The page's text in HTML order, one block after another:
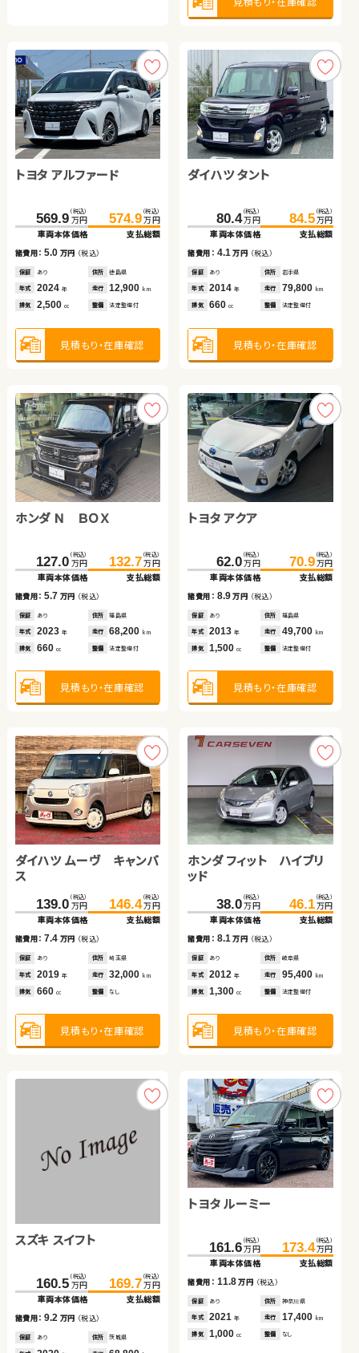
トヨタ アルファード
569.9 （税込）
万円
車両本体価格
574.9 （税込）
万円
支払総額
諸費用：5.0 万円 （税込）
保証 あり 住所 徳島県
年式 2024 年 走行 12,900 km
排気 2,500 cc 整備 法定整備付
見積もり・在庫確認
ダイハツ タント
80.4 （税込）
万円
車両本体価格
84.5 （税込）
万円
支払総額
諸費用： 4.1万円 （税込）
保証 あり 住所 岩手県
年式 2014年 走行 79,800 km
排気 660cc 整備 法定整備付
見積もり・在庫確認
ホンダ Ｎ ＢＯＸ
127.0 （税込）
万円
車両本体価格
132.7 （税込）
万円
支払総額
諸費用：5.7 万円 （税込）
保証 あり 住所 福島県
年式 2023 年 走行 68,200 km
排気 660 cc 整備 法定整備付
見積もり・在庫確認
トヨタ アクア
62.0 （税込）
万円
車両本体価格
70.9 （税込）
万円
支払総額
諸費用： 8.9万円 （税込）
保証 あり 住所 福島県
年式 2013年 走行 49,700 km
排気 1,500cc 整備 法定整備付
見積もり・在庫確認
ダイハツ ムーヴ キャンバ
ス
139.0 （税込）
万円
車両本体価格
146.4（税込）
万円
支払総額
諸費用：7.4 万円 （税込）
保証 あり 住所 埼玉県
年式 2019 年 走行 32,000 km
排気 660 cc 整備 なし
見積もり・在庫確認
ホンダ フィット ハイブリ
ッド
38.0 （税込）
万円
車両本体価格
46.1 （税込）
万円
支払総額
諸費用： 8.1万円 （税込）
保証 あり 住所 岐阜県
年式 2012年 走行 95,400 km
排気 1,300cc 整備 法定整備付
見積もり・在庫確認
スズキ スイフト
160.5 （税込）
万円
車両本体価格
169.7 （税込）
万円
支払総額
諸費用：9.2 万円 （税込）
保証 あり 住所 茨城県
トヨタ ルーミー
161.6 （税込）
万円
車両本体価格
173.4 （税込）
万円
支払総額
諸費用： 11.8万円 （税込）
保証 あり 住所 神奈川県
年式 2021年 走行 17,400 km
排気 1,000cc 整備 なし
トヨタ アルファード
251.7万円
車両本体価格
諸費用：18.2万円 （税込）
保証 あり 住所 岩手県
排気 2,500cc 整備 法定整備付
スズキ アルト ＨＢ
19.7万円
車両本体価格
諸費用：10.0万円 （税込）
保証 なし 住所 大分県
排気 660 整備 法定整備付
日産 セレナ
223.6万円
車両本体価格
諸費用：12.3万円 （税込）
保証 あり 住所 岩手県
排気 2,000cc 整備 法定整備付
トヨタ アクア
91.6万円
車両本体価格
諸費用：12.2万円 （税込）
保証 あり 住所 埼玉県
排気 1,490cc 整備 なし
ホンダ フィット
156.0
車両本体価格
164.6 万円
諸費用：8.6万円（税込）
保証 あり 住所 長野県
年式 2024年 走行 22,600km
見積もり・在庫確認
日産 エクストレイル ハイ
161.2
車両本体価格
169.7 万円
支払総額
諸費用：8.5万円（税込）
保証 なし 住所 岡山県
年式 2018年 走行 49,200km
見積もり・在庫確認
スズキ アルト ＨＢ
29.7万円
車両本体価格
スズキ ワゴンＲ
54.6
車両本体価格
59.8 万円
日産 セレナ
178.7 （税込）
万円
車両本体価格
185.9 （税込）
万円
支払総額
諸費用：7.2 万円 （税込）
保証 あり 住所 福島県
年式 2017 年 走行 53,400 km
排気 2,000 cc 整備 なし
見積もり・在庫確認
ダイハツ タント
37.7 （税込）
万円
車両本体価格
43.0 （税込）
万円
支払総額
諸費用： 5.3万円 （税込）
保証 なし 住所 岡山県
年式 2011年 走行 105,200km
排気 660cc 整備 法定整備付
見積もり・在庫確認
ホンダ Ｎ ＢＯＸ
119.1 （税込）
万円
車両本体価格
129.9 （税込）
万円
支払総額
諸費用：10.8万円（税込）
保証 あり 住所 岩手県
年式 2019 年 走行 73,400 km
排気 660 cc 整備 法定整備付
見積もり・在庫確認
トヨタ ノア
162.5 （税込）
万円
車両本体価格
179.9 （税込）
万円
支払総額
諸費用： 17.4万円（税込）
保証 あり 住所 岩手県
年式 2019年 走行 89,200 km
排気 2,000cc 整備 法定整備付
見積もり・在庫確認
スズキ スイフト
108.2 （税込）
万円
車両本体価格
119.8（税込）
万円
支払総額
諸費用：11.6万円（税込）
保証 あり 住所 埼玉県
年式 2016 年 走行 71,100 km
排気 1,600 整備 法定整備付
見積もり・在庫確認
トヨタ ヴェルファイア
212.7 （税込）
万円
車両本体価格
227.5 （税込）
万円
支払総額
諸費用： 14.8万円（税込）
保証 なし 住所 埼玉県
年式 2015年 走行 53,300 km
排気 2,500cc 整備 なし
見積もり・在庫確認
79.7（税込）
万円
諸費用：7.6 万円（税込）
なし 岡山県
年式 2013年 走行
排気 1,800 整備 法定整備付
ダイハツ ムーヴ
100.1 （税込）
万円
車両本体価格
106.4 （税込）
万円
支払総額
諸費用： 6.3万円（税込）
保証 あり 住所 埼玉県
年式 2015年 走行 46,900 km
排気 660cc 整備 なし